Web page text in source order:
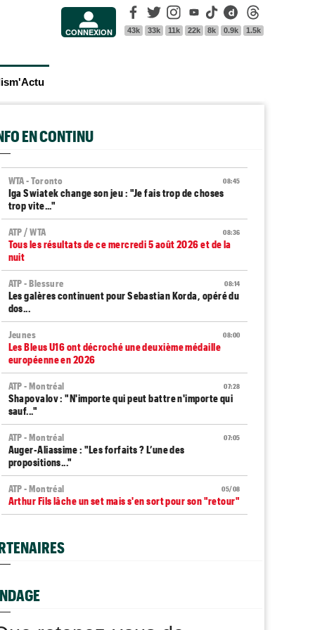
CONNEXION
Facebook
43k
Twitter
33k
Instagram
11k
Youtube
22k
Tik Tok
8k
Dailymotion
0.9k 1.5k
EN CONTINU
08:45
WTA - Toronto
Iga Swiatek change son jeu : "Je fais trop de choses
trop vite..."
08:36
ATP / WTA
Tous les résultats de ce mercredi 5 août 2026 et de la
nuit
08:14
ATP - Blessure
Les galères continuent pour Sebastian Korda, opéré du
dos...
08:00
Jeunes
Les Bleus U16 ont décroché une deuxième médaille
européenne en 2026
07:28
ATP - Montréal
Shapovalov : "N'importe qui peut battre n'importe qui
sauf..."
07:05
ATP - Montréal
Auger-Aliassime : "Les forfaits ? L’une des
propositions..."
05/08
ATP - Montréal
Arthur Fils lâche un set mais s'en sort pour son "retour"
avec qui ?
Abonnement 9,99€ et pour 1 an, Tennis Actu sans pub
et sans pop up !